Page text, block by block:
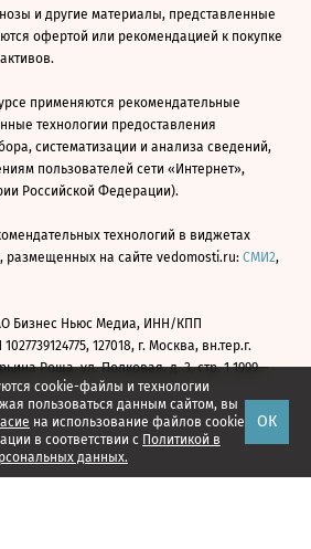
cookie-файлы и технологии
пользоваться данным сайтом, вы
на использование файлов cookie
в соответствии с Политикой в
данных.
ОК
и другие материалы, представленные
офертой или рекомендацией к покупке
применяются рекомендательные
технологии предоставления
систематизации и анализа сведений,
пользователей сети «Интернет»,
Российской Федерации).
технологий в виджетах
размещенных на сайте vedomosti.ru: СМИ2,
Бизнес Ньюс Медиа, ИНН/КПП
127018, г. Москва, вн.тер.г.
Роща, ул. Полковая, д. 3, стр. 1 1999—